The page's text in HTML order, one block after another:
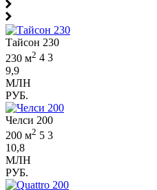
Тайсон 230
230 м2 4 3
9,9
МЛН
РУБ.
Челси 200
200 м2 5 3
10,8
МЛН
РУБ.